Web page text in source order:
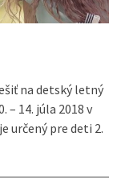
na detský letný
14. júla 2018 v
určený pre deti 2.